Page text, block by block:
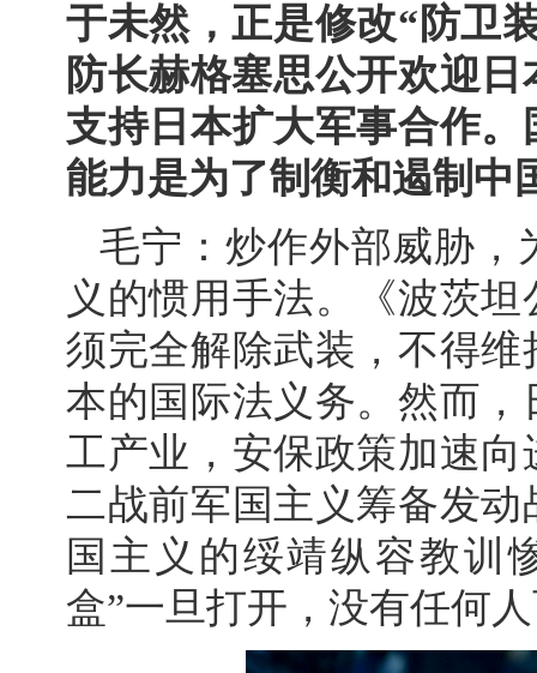
于未然，正是修改“防卫
防长赫格塞思公开欢迎
支持日本扩大军事合作
能力是为了制衡和遏制中
毛宁：炒作外部威胁，
义的惯用手法。《波茨
须完全解除武装，不得
本的国际法义务。然而
工产业，安保政策加速
二战前军国主义筹备发
国主义的绥靖纵容教训
盒”一旦打开，没有任何